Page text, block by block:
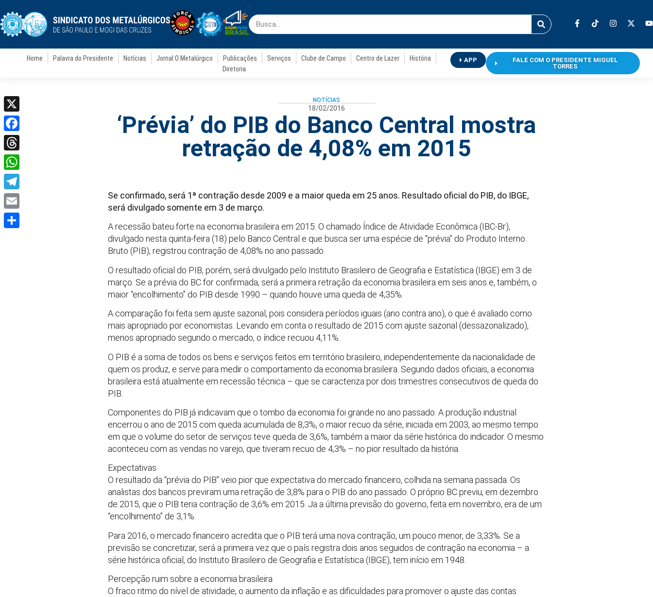
Home Palavra do Presidente Notícias Jornal O Metalúrgico Publicações Serviços Clube de Campo Centro de Lazer
História
Diretoria
APP
FALE COM O PRESIDENTE MIGUEL
TORRES
NOTÍCIAS
18/02/2016
‘Prévia’ do PIB do Banco Central mostra
retração de 4,08% em 2015
Se confirmado, será 1ª contração desde 2009 e a maior queda em 25 anos. Resultado oficial do PIB, do IBGE,
será divulgado somente em 3 de março.
A recessão bateu forte na economia brasileira em 2015. O chamado Índice de Atividade Econômica (IBC-Br),
divulgado nesta quinta-feira (18) pelo Banco Central e que busca ser uma espécie de “prévia” do Produto Interno
Bruto (PIB), registrou contração de 4,08% no ano passado.
O resultado oficial do PIB, porém, será divulgado pelo Instituto Brasileiro de Geografia e Estatística (IBGE) em 3 de
março. Se a prévia do BC for confirmada, será a primeira retração da economia brasileira em seis anos e, também, o
maior “encolhimento” do PIB desde 1990 – quando houve uma queda de 4,35%.
A comparação foi feita sem ajuste sazonal, pois considera períodos iguais (ano contra ano), o que é avaliado como
mais apropriado por economistas. Levando em conta o resultado de 2015 com ajuste sazonal (dessazonalizado),
menos apropriado segundo o mercado, o índice recuou 4,11%.
O PIB é a soma de todos os bens e serviços feitos em território brasileiro, independentemente da nacionalidade de
quem os produz, e serve para medir o comportamento da economia brasileira. Segundo dados oficiais, a economia
brasileira está atualmente em recessão técnica – que se caracteriza por dois trimestres consecutivos de queda do
PIB.
Componentes do PIB já indicavam que o tombo da economia foi grande no ano passado. A produção industrial
encerrou o ano de 2015 com queda acumulada de 8,3%, o maior recuo da série, iniciada em 2003, ao mesmo tempo
em que o volume do setor de serviços teve queda de 3,6%, também a maior da série histórica do indicador. O mesmo
aconteceu com as vendas no varejo, que tiveram recuo de 4,3% – no pior resultado da história.
Expectativas
O resultado da “prévia do PIB” veio pior que expectativa do mercado financeiro, colhida na semana passada. Os
analistas dos bancos previram uma retração de 3,8% para o PIB do ano passado. O próprio BC previu, em dezembro
de 2015, que o PIB teria contração de 3,6% em 2015. Ja a última previsão do governo, feita em novembro, era de um
“encolhimento” de 3,1%.
Para 2016, o mercado financeiro acredita que o PIB terá uma nova contração, um pouco menor, de 3,33%. Se a
previsão se concretizar, será a primeira vez que o país registra dois anos seguidos de contração na economia – a
série histórica oficial, do Instituto Brasileiro de Geografia e Estatística (IBGE), tem início em 1948.
Percepção ruim sobre a economia brasileira
O fraco ritmo do nível de atividade, o aumento da inflação e as dificuldades para promover o ajuste das contas
X
Facebook
Threads
WhatsApp
Telegram
Email